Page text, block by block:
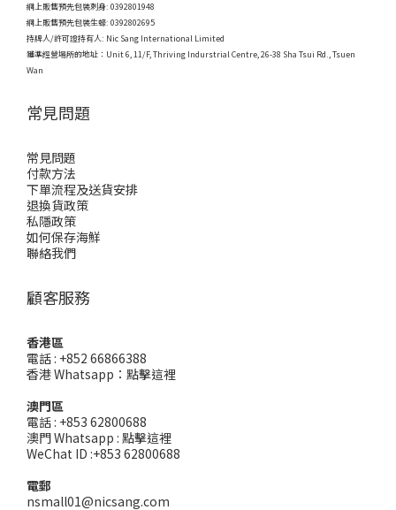
網上販售預先包裝刺身: 0392801948
網上販售預先包裝生蠔: 0392802695
持牌人/許可證持有人: Nic Sang International Limited
獲準經營場所的地址： Unit 6, 11/F, Thriving Indurstrial Centre, 26-38 Sha Tsui Rd., Tsuen
Wan
常見問題
常見問題
付款方法
下單流程及送貨安排
退換貨政策
私隱政策
如何保存海鮮
聯絡我們
顧客服務
香港區
電話 : +852 66866388
香港 Whatsapp： 點擊這裡
澳門區
電話 : +853 62800688
澳門 Whatsapp : 點擊這裡
WeChat ID :+853 62800688
電郵
nsmall01@nicsang.com